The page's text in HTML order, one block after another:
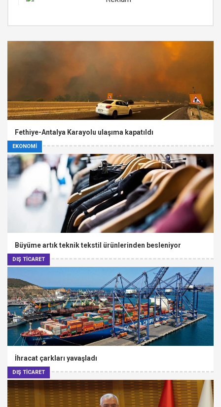
EKONOMİ
Fethiye-Antalya Karayolu ulaşıma kapatıldı
DIŞ TİCARET
Büyüme artık teknik tekstil ürünlerinden besleniyor
DIŞ TİCARET
İhracat çarkları yavaşladı